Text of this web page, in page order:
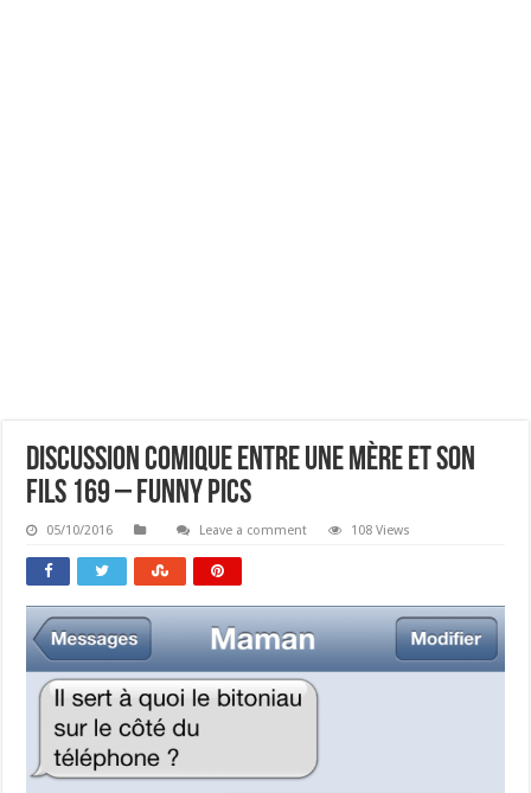
Discussion Comique Entre Une Mère Et Son
Fils 169 – Funny Pics
05/10/2016 Leave a comment 108 Views